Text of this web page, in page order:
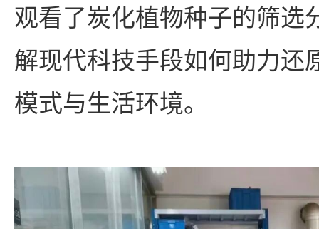
观看了炭化植物种子的筛选
解现代科技手段如何助力还
模式与生活环境。